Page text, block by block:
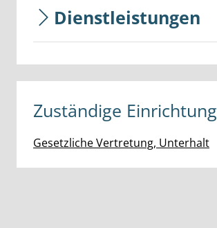
Dienstleistungen
Zuständige Einrichtung
Gesetzliche Vertretung, Unterhalt